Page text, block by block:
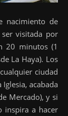
nacimiento de
ser visitada por
20 minutos (1
La Haya). Los
ciudad
acabada
Mercado), y si
inspira a hacer